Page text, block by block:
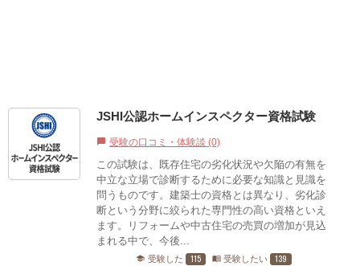
JSHI公認ホームインスペクター資格試験
chat_bubble 受験の口コミ・体験談 (0)
この試験は、既存住宅の劣化状況や欠陥の有無を
中立な立場で診断するために必要な知識と見識を
問うものです。建築士の資格とは異なり、劣化診
断という分野に絞られた専門性の高い資格といえ
ます。リフォームや中古住宅の売買の増加が見込
まれる中で、今後...
school 受験した 115 menu_book 受験したい 139